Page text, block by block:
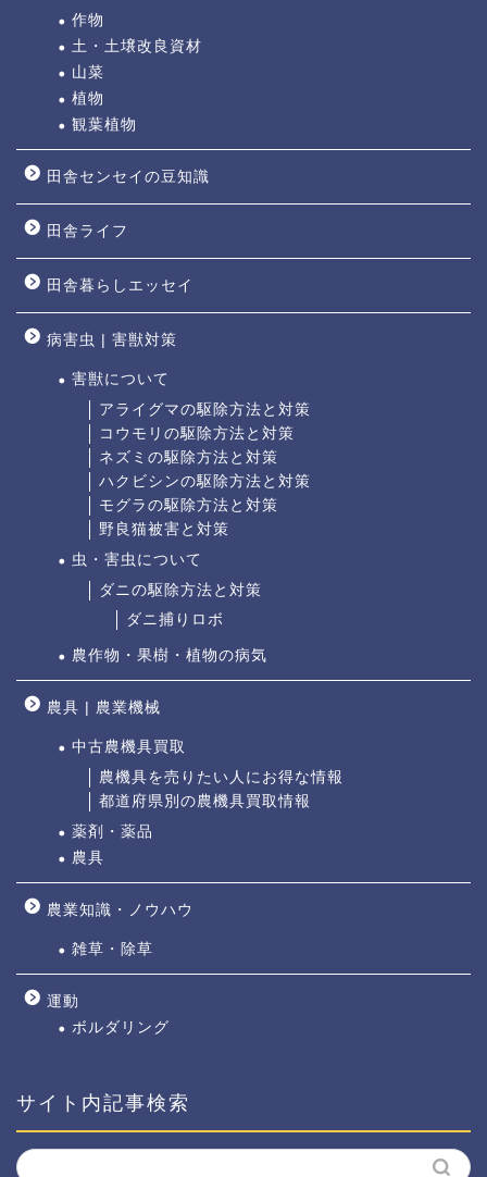
作物
土・土壌改良資材
山菜
植物
観葉植物
田舎センセイの豆知識
田舎ライフ
田舎暮らしエッセイ
病害虫 | 害獣対策
害獣について
アライグマの駆除方法と対策
コウモリの駆除方法と対策
ネズミの駆除方法と対策
ハクビシンの駆除方法と対策
モグラの駆除方法と対策
野良猫被害と対策
虫・害虫について
ダニの駆除方法と対策
ダニ捕りロボ
農作物・果樹・植物の病気
農具 | 農業機械
中古農機具買取
農機具を売りたい人にお得な情報
都道府県別の農機具買取情報
薬剤・薬品
農具
農業知識・ノウハウ
雑草・除草
運動
ボルダリング
サイト内記事検索